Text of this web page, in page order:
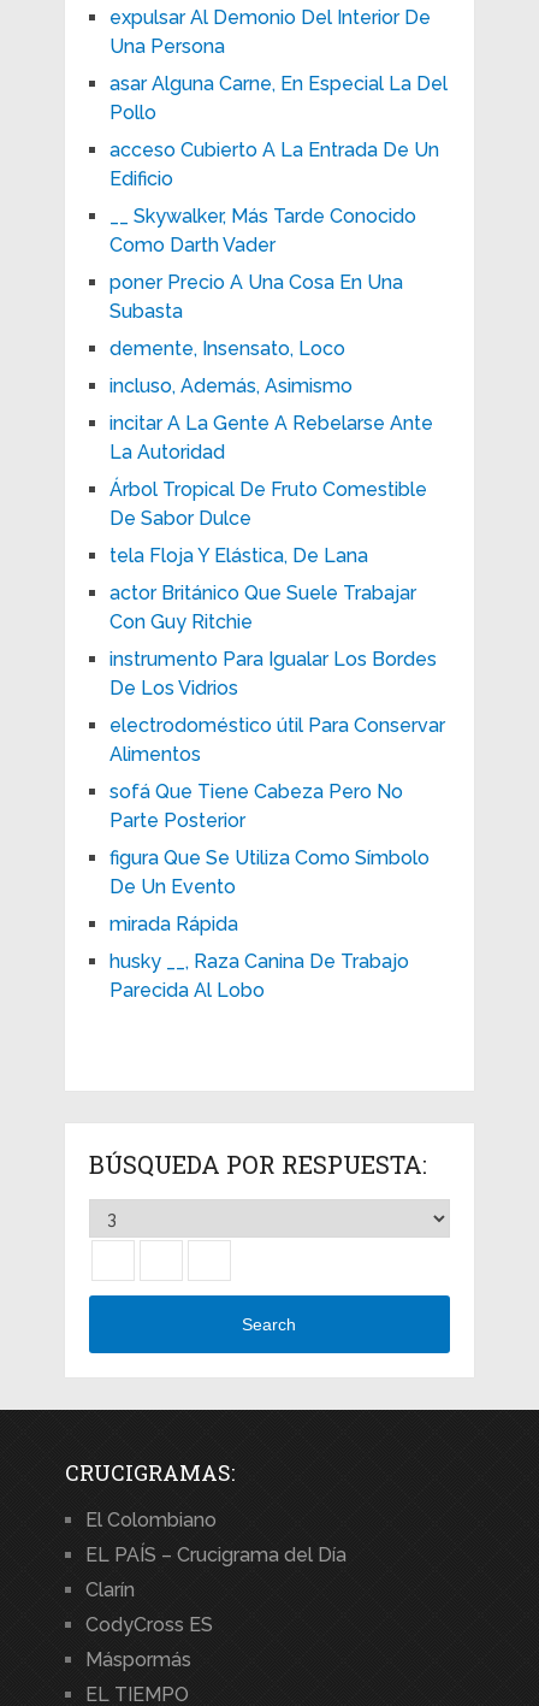
expulsar Al Demonio Del Interior De
Una Persona
asar Alguna Carne, En Especial La Del
Pollo
acceso Cubierto A La Entrada De Un
Edificio
__ Skywalker, Más Tarde Conocido
Como Darth Vader
poner Precio A Una Cosa En Una
Subasta
demente, Insensato, Loco
incluso, Además, Asimismo
incitar A La Gente A Rebelarse Ante
La Autoridad
Árbol Tropical De Fruto Comestible
De Sabor Dulce
tela Floja Y Elástica, De Lana
actor Británico Que Suele Trabajar
Con Guy Ritchie
instrumento Para Igualar Los Bordes
De Los Vidrios
electrodoméstico útil Para Conservar
Alimentos
sofá Que Tiene Cabeza Pero No
Parte Posterior
figura Que Se Utiliza Como Símbolo
De Un Evento
mirada Rápida
husky __, Raza Canina De Trabajo
Parecida Al Lobo
BÚSQUEDA POR RESPUESTA:
Search
CRUCIGRAMAS:
El Colombiano
EL PAÍS – Crucigrama del Día
Clarín
CodyCross ES
Máspormás
EL TIEMPO